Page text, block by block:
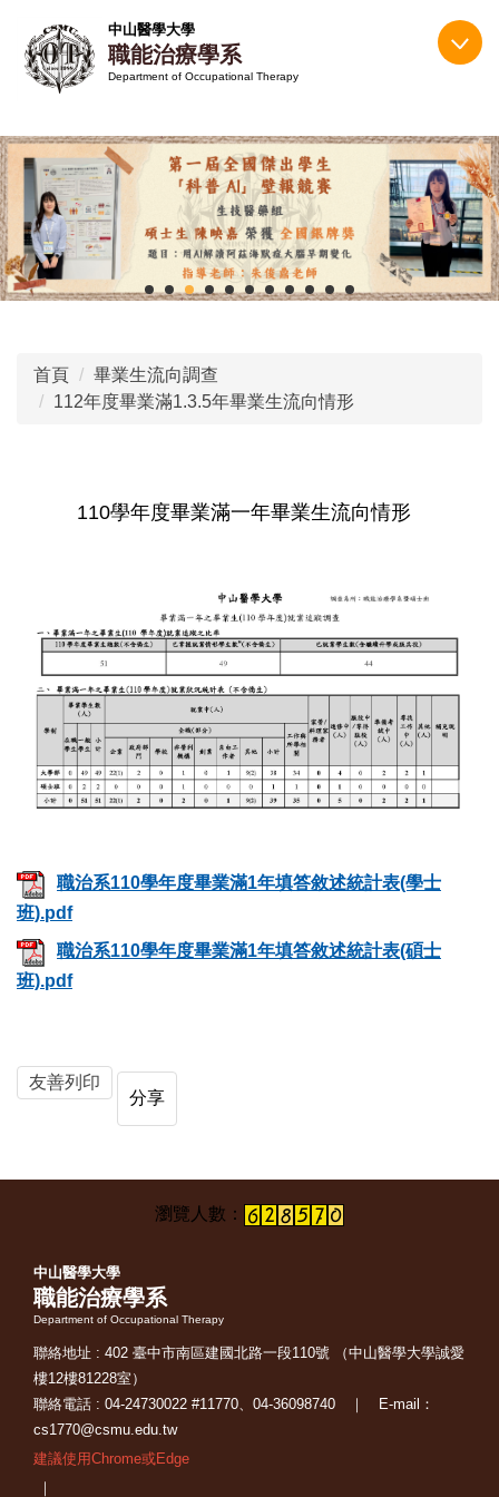
到
主
中山醫學大學
職能治療學系
Department of Occupational Therapy
首頁
畢業生流向調查
112年度畢業滿1.3.5年畢業生流向情形
110學年度畢業滿一年畢業生流向情形
職治系110學年度畢業滿1年填答敘述統計表(學士
班).pdf
職治系110學年度畢業滿1年填答敘述統計表(碩士
班).pdf
友善列印
分享
中山醫學大學
職能治療學系
Department of Occupational Therapy
聯絡地址 : 402 臺中市南區建國北路一段110號 （中山醫學大學誠愛
樓12樓81228室）
聯絡電話 : 04-24730022 #11770、04-36098740 ｜ E-mail：
cs1770@csmu.edu.tw
建議使用Chrome或Edge
｜